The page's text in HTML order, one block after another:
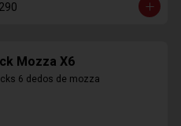
Mozza X6
6 dedos de mozza